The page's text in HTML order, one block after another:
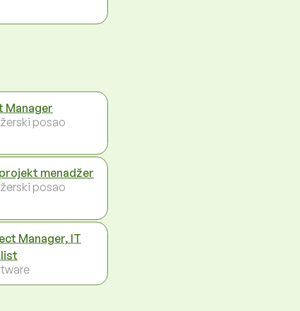
Manager
posao
menadžer
posao
Manager, IT